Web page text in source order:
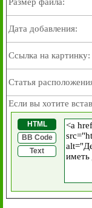
Дата добавления:
Ссылка на картинку:
Статья
Если вы хотите
HTML
BB Code
Text